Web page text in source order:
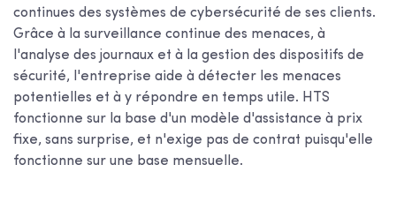
continues des systèmes de cybersécurité de ses clients.
Grâce à la surveillance continue des menaces, à
l'analyse des journaux et à la gestion des dispositifs de
sécurité, l'entreprise aide à détecter les menaces
potentielles et à y répondre en temps utile. HTS
fonctionne sur la base d'un modèle d'assistance à prix
fixe, sans surprise, et n'exige pas de contrat puisqu'elle
fonctionne sur une base mensuelle.